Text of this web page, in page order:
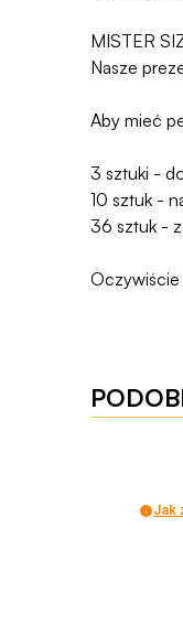
MISTER
Nasze
Aby mieć
3 sztuki -
10 sztuk -
36 sztuk -
Oczywiście
Jak